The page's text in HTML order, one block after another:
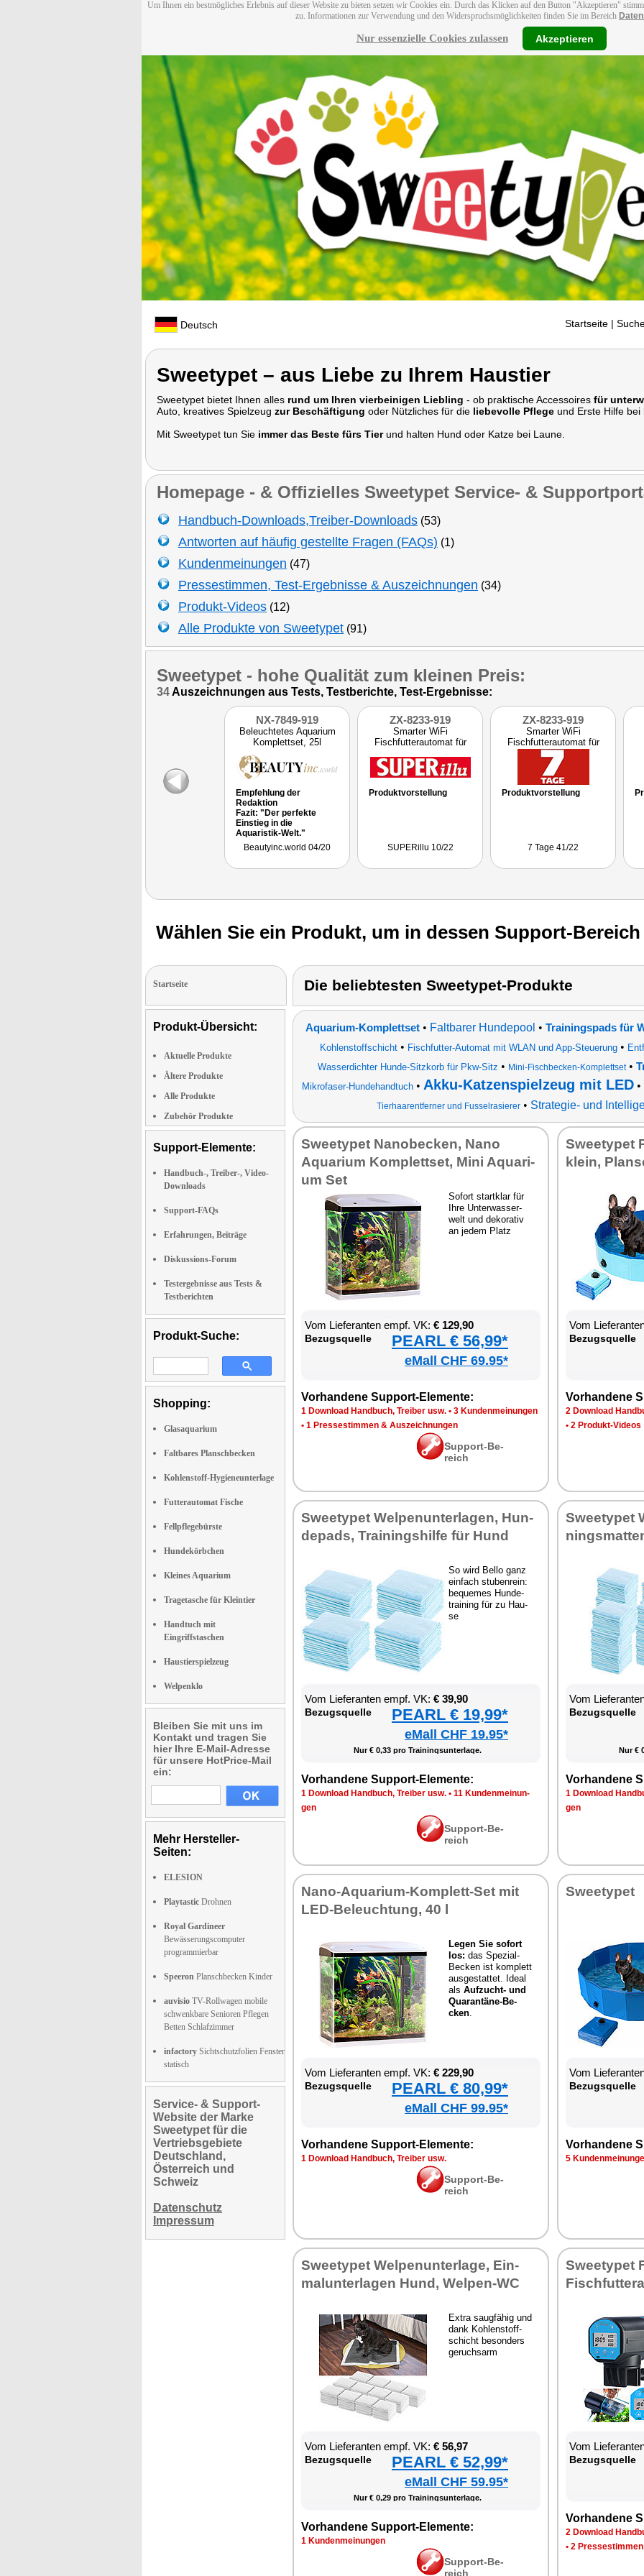
Um Ihnen ein bestmögliches Erlebnis auf dieser Website zu bieten setzen wir Cookies ein. Durch das Klicken auf den Button "Akzeptieren"
zu. Informationen zur Verwendung und den Widerspruchsmöglichkeiten finden Sie im Bereich
Nur essenzielle Cookies zulassen Akzeptieren
Deutsch Startseite |
Sweetypet – aus Liebe zu Ihrem Haustier
Sweetypet bietet Ihnen alles rund um Ihren vierbeinigen Liebling - ob praktische Accessoires für
Auto, kreatives Spielzeug zur Beschäftigung oder Nützliches für die liebevolle Pflege und Erste Hilfe bei
Mit Sweetypet tun Sie immer das Beste fürs Tierund halten Hund oder Katze bei Laune.
Homepage - & Offizielles Sweetypet Service- &
Handbuch-Downloads,Treiber-Downloads (53)
Antworten auf häufig gestellte Fragen (FAQs) (1)
Kundenmeinungen (47)
Pressestimmen, Test-Ergebnisse & Auszeichnungen (34)
Produkt-Videos (12)
Alle Produkte von Sweetypet (91)
Sweetypet - hohe Qualität zum kleinen Preis:
34Auszeichnungen aus Tests, Testberichte, Test-Ergebnisse:
NX-7849-919
Beleuchtetes Aquarium
Komplettset, 25l
Empfehlung der
Redaktion
Fazit: "Der perfekte
Einstieg in die
Aquaristik-Welt."
Beautyinc.world 04/20
ZX-8233-919
Smarter WiFi
Fischfutterautomat für
Produktvorstellung
SUPERillu 10/22
ZX-8233-919
Smarter WiFi
Fischfutterautomat für
Aquarium
Produktvorstellung
7 Tage 41/22
Wählen Sie ein Produkt, um in dessen Support-
Startseite
Produkt-Übersicht:
Aktuelle Produkte
Ältere Produkte
Alle Produkte
Zubehör Produkte
Support-Elemente:
Handbuch-, Treiber-, Video-
Downloads
Support-FAQs
Erfahrungen, Beiträge
Diskussions-Forum
Testergebnisse aus Tests &
Testberichten
Produkt-Suche:
Shopping:
Glasaquarium
Faltbares Planschbecken
Kohlenstoff-Hygieneunterlage
Futterautomat Fische
Fellpflegebürste
Hundekörbchen
Kleines Aquarium
Tragetasche für Kleintier
Handtuch mit
Eingriffstaschen
Haustierspielzeug
Welpenklo
Bleiben Sie mit uns im
Kontakt und tragen Sie
hier Ihre E-Mail-Adresse
für unsere HotPrice-Mail
ein:
Mehr Hersteller-
Seiten:
ELESION
Playtastic Drohnen
Royal Gardineer
Bewässerungscomputer
programmierbar
Speeron Planschbecken Kinder
auvisio TV-Rollwagen mobile
schwenkbare Senioren Pflegen
Betten Schlafzimmer
infactory Sichtschutzfolien Fenster
statisch
Service- & Support-
Website der Marke
Sweetypet für die
Vertriebsgebiete
Deutschland,
Österreich und
Schweiz
Datenschutz
Impressum
Die beliebtesten Sweetypet-Produkte
Aquarium-Komplettset • Faltbarer Hundepool • Trainingspads für
Kohlenstoffschicht• Fischfutter-Automat mit WLAN und App-Steuerung•
Wasserdichter Hunde-Sitzkorb für Pkw-Sitz • Mini-Fischbecken-Komplettset•
Mikrofaser-Hundehandtuch • Akku-Katzenspielzeug mit LED •
Tierhaarentferner und Fusselrasierer• Strategie- und
Sweety­pet Na­no­be­cken, Na­no
Aqua­ri­um Kom­plett­set, Mi­ni Aqua­ri­
um Set
So­fort start­klar für
Ih­re Un­ter­was­ser­
welt und de­ko­ra­tiv
an je­dem Platz
Vom Lie­fe­ran­ten empf. VK: € 129,90
Be­zugs­quel­le PEARL € 56,99*
eMall CHF 69.95*
Vor­han­de­ne Sup­port-Ele­men­te:
1 Down­load Hand­buch, Trei­ber usw. • 3 Kun­den­mei­nun­gen
• 1 Pres­se­stim­men & Aus­zeich­nun­gen
Sup­port-Be­
reich
Sweety­pet
klein,
Vom
Be­zugs­quel­le
Vor­han­de­ne
2 Down­load
• 2 Pro­dukt-Vi­de­os
Sweety­pet Wel­pen­un­ter­la­gen, Hun­
de­pads, Trai­nings­hil­fe für Hund
So wird Bel­lo ganz
ein­fach stu­ben­rein:
be­que­mes Hun­de­
trai­ning für zu Hau­
se
Vom Lie­fe­ran­ten empf. VK: € 39,90
Be­zugs­quel­le PEARL € 19,99*
eMall CHF 19.95*
Nur € 0,33 pro Trai­nings­un­ter­la­ge.
Vor­han­de­ne Sup­port-Ele­men­te:
1 Down­load Hand­buch, Trei­ber usw. • 11 Kun­den­mei­nun­
gen
Sup­port-Be­
reich
Sweety­pet
Vom
Be­zugs­quel­le
Nur €
Vor­han­de­ne
1 Down­load
gen
Na­no-Aqua­ri­um-Kom­plett-Set mit
LED-Be­leuch­tung, 40 l
Le­gen Sie so­fort
los: das Spe­zi­al-
Be­cken ist kom­plett
aus­ge­stat­tet. Ide­al
als Auf­zucht- und
Qua­ran­tä­ne-Be­
cken
Vom Lie­fe­ran­ten empf. VK: € 229,90
Be­zugs­quel­le PEARL € 80,99*
eMall CHF 99.95*
Vor­han­de­ne Sup­port-Ele­men­te:
1 Down­load Hand­buch, Trei­ber usw.
Sup­port-Be­
reich
Sweety­pet
Vom
Be­zugs­quel­le
Vor­han­de­ne
5
Sweety­pet Wel­pen­un­ter­la­ge, Ein­
mal­un­ter­la­gen Hund, Wel­pen-WC
Ex­tra saug­fä­hig und
dank Koh­len­stoff­
schicht be­son­ders
ge­ruchs­arm
Vom Lie­fe­ran­ten empf. VK: € 56,97
Be­zugs­quel­le PEARL € 52,99*
eMall CHF 59.95*
Nur € 0,29 pro Trai­nings­un­ter­la­ge.
Vor­han­de­ne Sup­port-Ele­men­te:
1 Kun­den­mei­nun­gen
Sup­port-Be­
reich
Sweety­pet
Vom
Be­zugs­quel­le
Vor­han­de­ne
2 Down­load
• 2